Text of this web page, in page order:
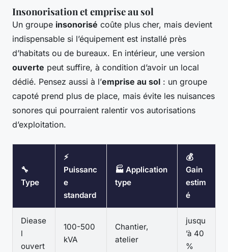
Insonorisation et emprise au sol
Un groupe insonorisé coûte plus cher, mais devient
indispensable si l’équipement est installé près
d’habitats ou de bureaux. En intérieur, une version
ouverte peut suffire, à condition d’avoir un local
dédié. Pensez aussi à l’emprise au sol : un groupe
capoté prend plus de place, mais évite les nuisances
sonores qui pourraient ralentir vos autorisations
d’exploitation.
🔧
Type
⚡
Puissanc
e
standard
🏭 Application
type
💰
Gain
estim
é
Diease
l
ouvert
100-500
kVA
Chantier,
atelier
jusqu
’à 40
%